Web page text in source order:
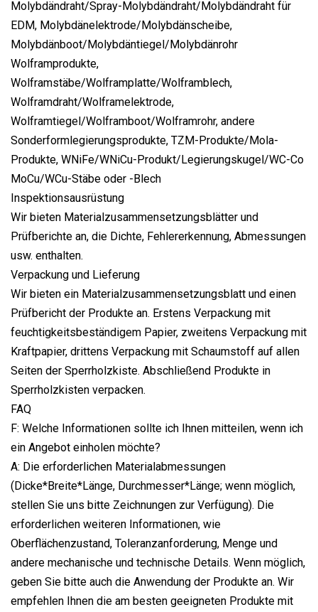
Molybdändraht/Spray-Molybdändraht/Molybdändraht für
EDM, Molybdänelektrode/Molybdänscheibe,
Molybdänboot/Molybdäntiegel/Molybdänrohr
Wolframprodukte,
Wolframstäbe/Wolframplatte/Wolframblech,
Wolframdraht/Wolframelektrode,
Wolframtiegel/Wolframboot/Wolframrohr, andere
Sonderformlegierungsprodukte, TZM-Produkte/Mola-
Produkte, WNiFe/WNiCu-Produkt/Legierungskugel/WC-Co
MoCu/WCu-Stäbe oder -Blech
Inspektionsausrüstung
Wir bieten Materialzusammensetzungsblätter und
Prüfberichte an, die Dichte, Fehlererkennung, Abmessungen
usw. enthalten.
Verpackung und Lieferung
Wir bieten ein Materialzusammensetzungsblatt und einen
Prüfbericht der Produkte an. Erstens Verpackung mit
feuchtigkeitsbeständigem Papier, zweitens Verpackung mit
Kraftpapier, drittens Verpackung mit Schaumstoff auf allen
Seiten der Sperrholzkiste. Abschließend Produkte in
Sperrholzkisten verpacken.
FAQ
F: Welche Informationen sollte ich Ihnen mitteilen, wenn ich
ein Angebot einholen möchte?
A: Die erforderlichen Materialabmessungen
(Dicke*Breite*Länge, Durchmesser*Länge; wenn möglich,
stellen Sie uns bitte Zeichnungen zur Verfügung). Die
erforderlichen weiteren Informationen, wie
Oberflächenzustand, Toleranzanforderung, Menge und
andere mechanische und technische Details. Wenn möglich,
geben Sie bitte auch die Anwendung der Produkte an. Wir
empfehlen Ihnen die am besten geeigneten Produkte mit